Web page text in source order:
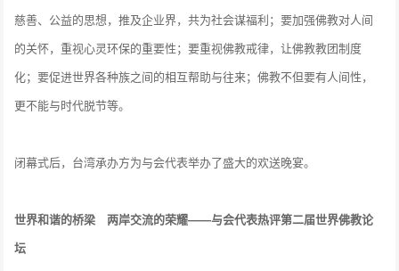
慈善、公益的思想，推及企业界，共为社会谋福利；要加强佛教对人间
的关怀，重视心灵环保的重要性；要重视佛教戒律，让佛教教团制度
化；要促进世界各种族之间的相互帮助与往来；佛教不但要有人间性，
更不能与时代脱节等。
闭幕式后，台湾承办方为与会代表举办了盛大的欢送晚宴。
世界和谐的桥梁 两岸交流的荣耀——与会代表热评第二届世界佛教论
坛